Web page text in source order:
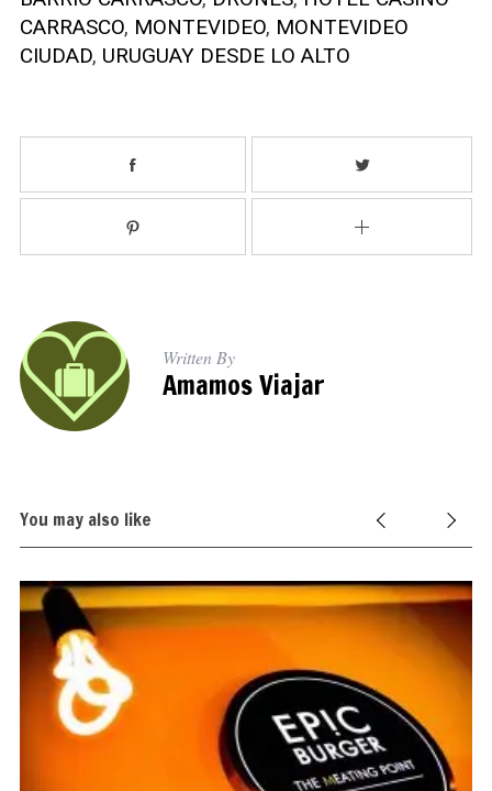
CARRASCO, MONTEVIDEO, MONTEVIDEO
CIUDAD, URUGUAY DESDE LO ALTO
Written By
Amamos Viajar
You may also like
f
o